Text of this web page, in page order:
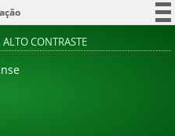
ALTO CONTRASTE